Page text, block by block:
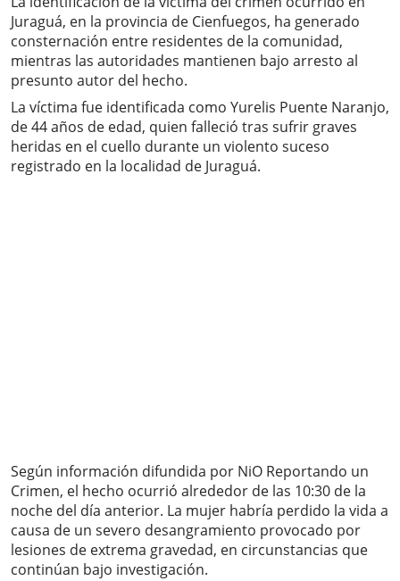
Juraguá, en la provincia de Cienfuegos, ha generado
consternación entre residentes de la comunidad,
mientras las autoridades mantienen bajo arresto al
presunto autor del hecho.
La víctima fue identificada como Yurelis Puente Naranjo,
de 44 años de edad, quien falleció tras sufrir graves
heridas en el cuello durante un violento suceso
registrado en la localidad de Juraguá.
Según información difundida por NiO Reportando un
Crimen, el hecho ocurrió alrededor de las 10:30 de la
noche del día anterior. La mujer habría perdido la vida a
causa de un severo desangramiento provocado por
lesiones de extrema gravedad, en circunstancias que
continúan bajo investigación.